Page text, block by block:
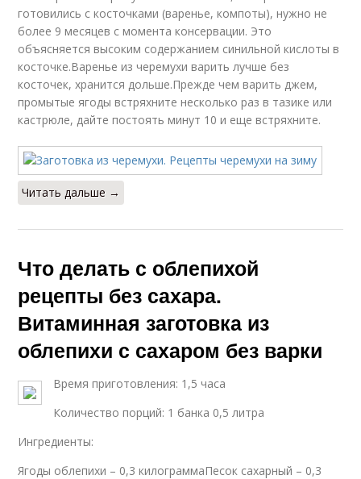
готовились с косточками (варенье, компоты), нужно не
более 9 месяцев с момента консервации. Это
объясняется высоким содержанием синильной кислоты в
косточке.Варенье из черемухи варить лучше без
косточек, хранится дольше.Прежде чем варить джем,
промытые ягоды встряхните несколько раз в тазике или
кастрюле, дайте постоять минут 10 и еще встряхните.
Читать дальше →
Что делать с облепихой
рецепты без сахара.
Витаминная заготовка из
облепихи с сахаром без варки
Время приготовления: 1,5 часа
Количество порций: 1 банка 0,5 литра
Ингредиенты:
Ягоды облепихи – 0,3 килограммаПесок сахарный – 0,3